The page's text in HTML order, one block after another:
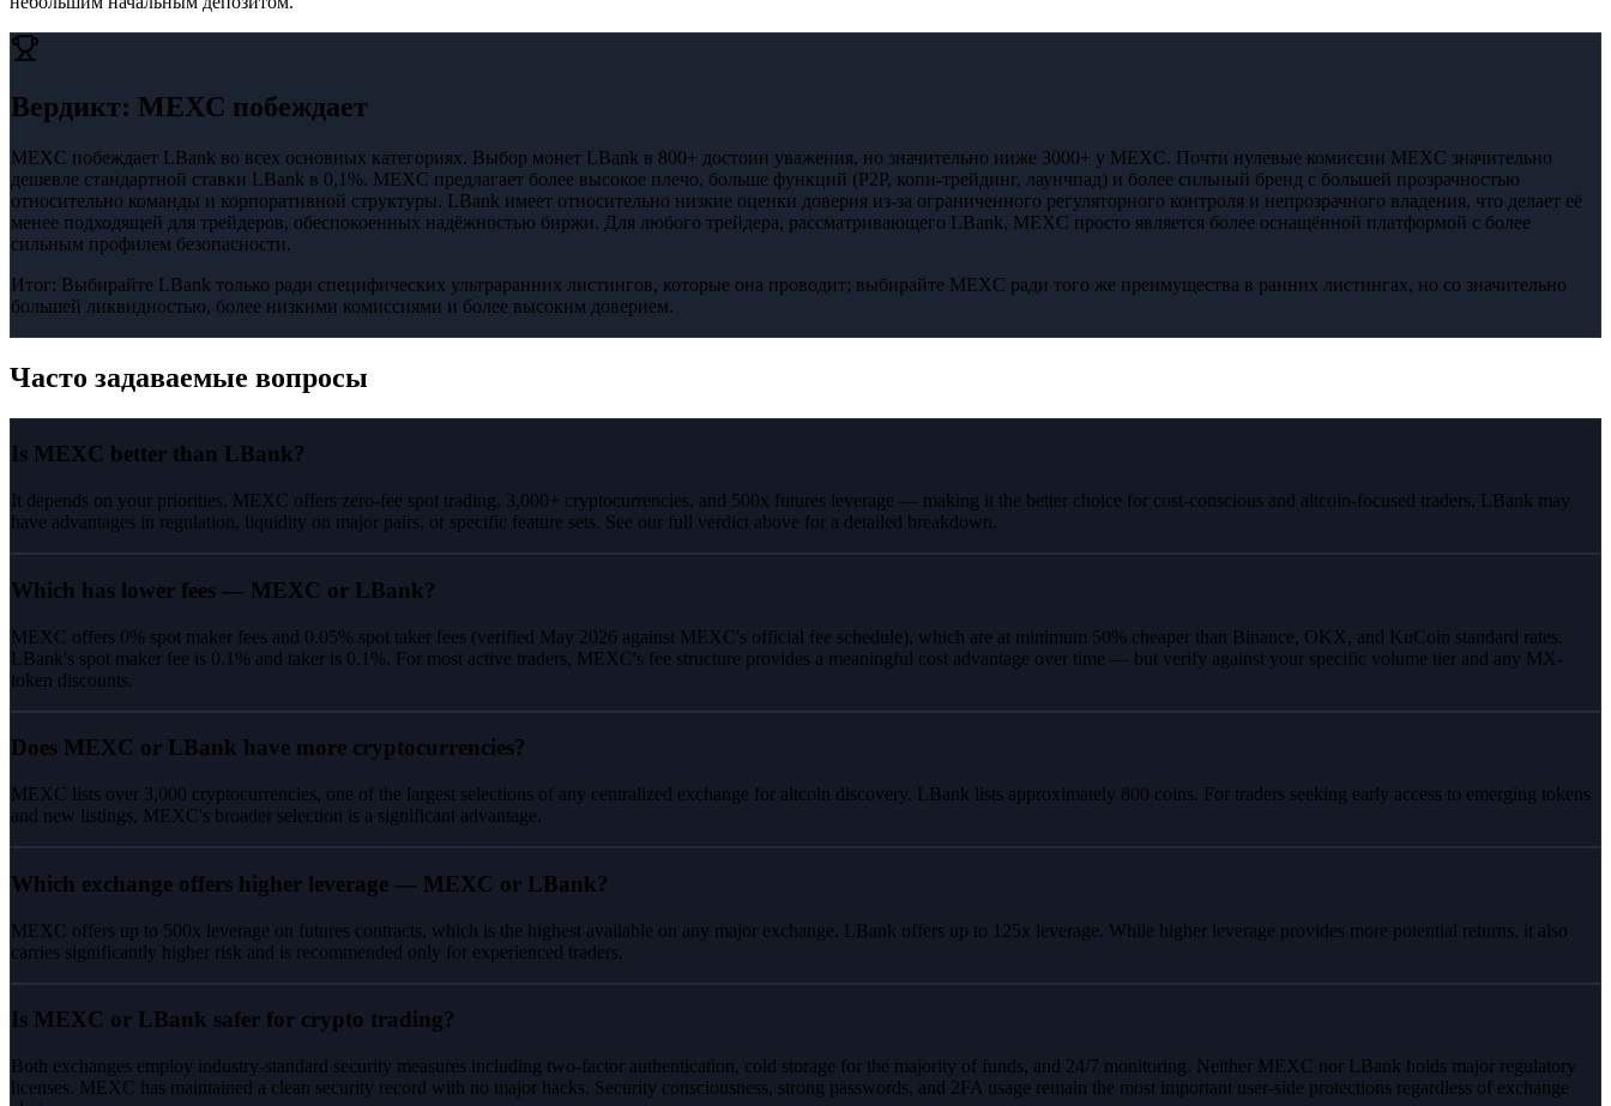
Вердикт: MEXC побеждает
MEXC побеждает LBank во всех основных категориях. Выбор монет LBank в 800+ достоин уважения, но значительно ниже 3000+ у MEXC. Почти нулевые комиссии MEXC значительно
дешевле стандартной ставки LBank в 0,1%. MEXC предлагает более высокое плечо, больше функций (P2P, копи-трейдинг, лаунчпад) и более сильный бренд с большей прозрачностью
относительно команды и корпоративной структуры. LBank имеет относительно низкие оценки доверия из-за ограниченного регуляторного контроля и непрозрачного владения, что делает её
менее подходящей для трейдеров, обеспокоенных надёжностью биржи. Для любого трейдера, рассматривающего LBank, MEXC просто является более оснащённой платформой с более
сильным профилем безопасности.
Итог: Выбирайте LBank только ради специфических ультраранних листингов, которые она проводит; выбирайте MEXC ради того же преимущества в ранних листингах, но со значительно
большей ликвидностью, более низкими комиссиями и более высоким доверием.
Часто задаваемые вопросы
Is MEXC better than LBank?
It depends on your priorities. MEXC offers zero-fee spot trading, 3,000+ cryptocurrencies, and 500x futures leverage — making it the better choice for cost-conscious and altcoin-focused traders. LBank may
have advantages in regulation, liquidity on major pairs, or specific feature sets. See our full verdict above for a detailed breakdown.
Which has lower fees — MEXC or LBank?
MEXC offers 0% spot maker fees and 0.05% spot taker fees (verified May 2026 against MEXC's official fee schedule), which are at minimum 50% cheaper than Binance, OKX, and KuCoin standard rates.
LBank's spot maker fee is 0.1% and taker is 0.1%. For most active traders, MEXC's fee structure provides a meaningful cost advantage over time — but verify against your specific volume tier and any MX-
token discounts.
Does MEXC or LBank have more cryptocurrencies?
MEXC lists over 3,000 cryptocurrencies, one of the largest selections of any centralized exchange for altcoin discovery. LBank lists approximately 800 coins. For traders seeking early access to emerging tokens
and new listings, MEXC's broader selection is a significant advantage.
Which exchange offers higher leverage — MEXC or LBank?
MEXC offers up to 500x leverage on futures contracts, which is the highest available on any major exchange. LBank offers up to 125x leverage. While higher leverage provides more potential returns, it also
carries significantly higher risk and is recommended only for experienced traders.
Is MEXC or LBank safer for crypto trading?
Both exchanges employ industry-standard security measures including two-factor authentication, cold storage for the majority of funds, and 24/7 monitoring. Neither MEXC nor LBank holds major regulatory
licenses. MEXC has maintained a clean security record with no major hacks. Security consciousness, strong passwords, and 2FA usage remain the most important user-side protections regardless of exchange